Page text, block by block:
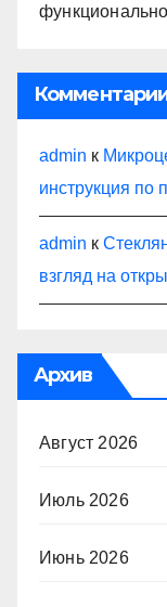
admin к
инструкция по
admin к
взгляд на
Архив
Август 2026
Июль 2026
Июнь 2026